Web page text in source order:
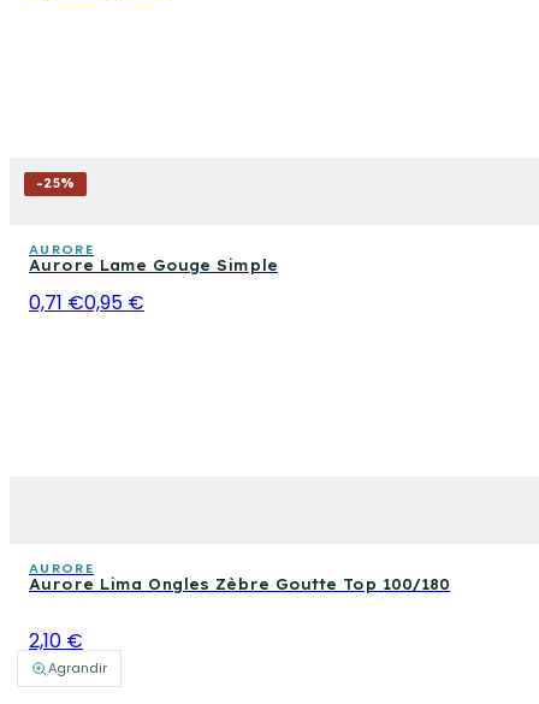
Agrandir
-25%
AURORE
Aurore Lame Gouge Simple
0,71 €0,95 €
AURORE
Aurore Lima Ongles Zèbre Goutte Top 100/180
2,10 €